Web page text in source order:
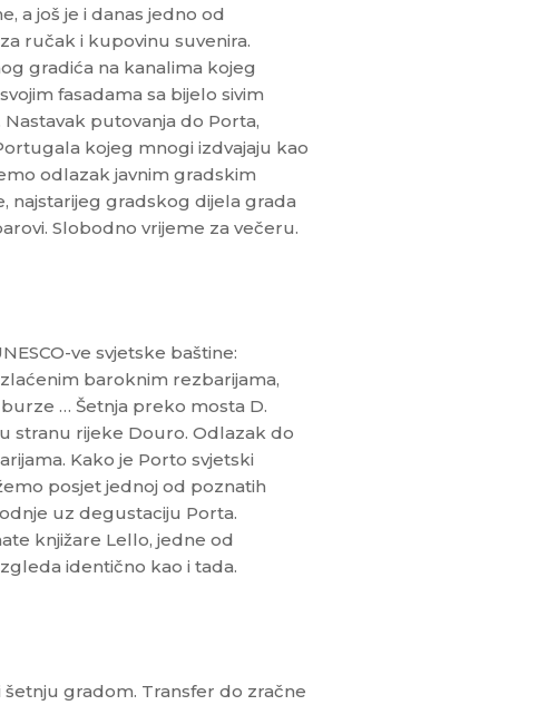
a još je i danas jedno od
ručak i kupovinu suvenira.
gradića na kanalima kojeg
fasadama sa bijelo sivim
putovanja do Porta,
kojeg mnogi izdvajaju kao
odlazak javnim gradskim
najstarijeg gradskog dijela grada
Slobodno vrijeme za večeru.
ve svjetske baštine:
baroknim rezbarijama,
… Šetnja preko mosta D.
stranu rijeke Douro. Odlazak do
Kako je Porto svjetski
posjet jednoj od poznatih
uz degustaciju Porta.
knjižare Lello, jedne od
identično kao i tada.
gradom. Transfer do zračne